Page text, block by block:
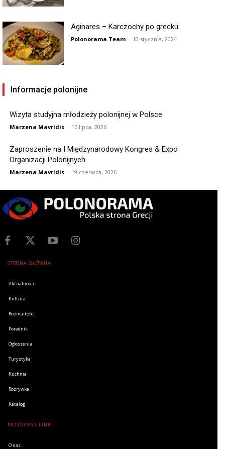
Aginares – Karczochy po grecku
Polonorama Team - 10 stycznia, 2024
Informacje polonijne
Wizyta studyjna młodzieży polonijnej w Polsce
Marzena Mavridis - 15 lipca, 2026
Zaproszenie na I Międzynarodowy Kongres & Expo
Organizacji Polonijnych
Marzena Mavridis - 19 czerwca, 2026
STRONA GŁÓWNA
Aktualności
Kultura
Rozmaitości
Poradnik
Ogłoszenia
Turystyka
Kuchnia
Rozrywka
Katalog
PRZYDATNE LINKI
O nas